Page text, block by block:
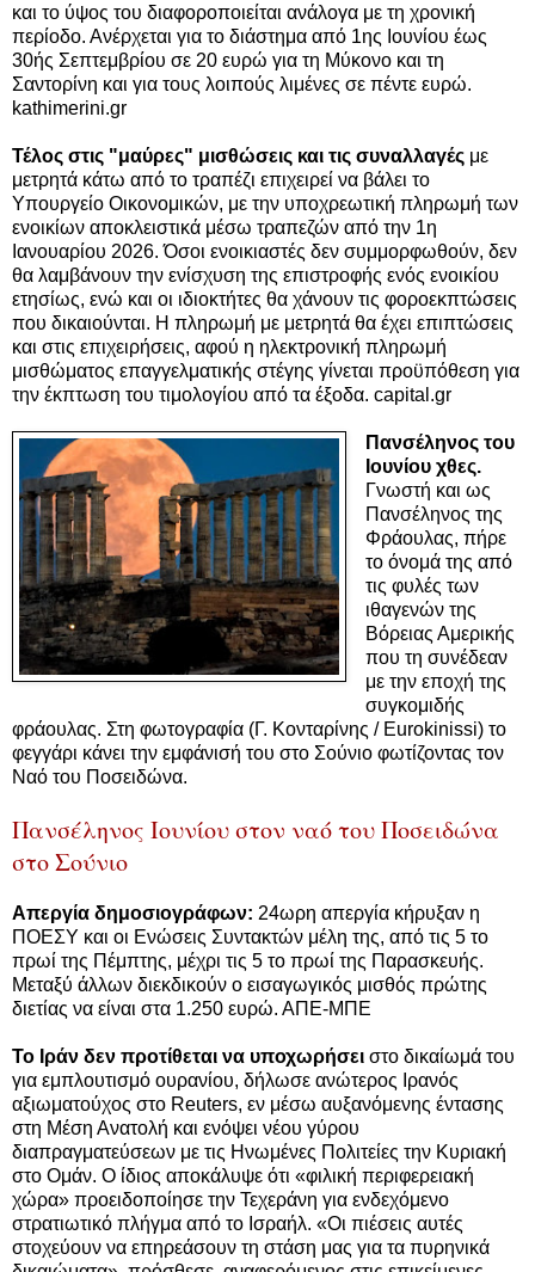
και το ύψος του διαφοροποιείται ανάλογα με τη χρονική
περίοδο. Ανέρχεται για το διάστημα από 1ης Ιουνίου έως
30ής Σεπτεμβρίου σε 20 ευρώ για τη Μύκονο και τη
Σαντορίνη και για τους λοιπούς λιμένες σε πέντε ευρώ.
kathimerini.gr
Τέλος στις "μαύρες" μισθώσεις και τις συναλλαγές με
μετρητά κάτω από το τραπέζι επιχειρεί να βάλει το
Υπουργείο Οικονομικών, με την υποχρεωτική πληρωμή των
ενοικίων αποκλειστικά μέσω τραπεζών από την 1η
Ιανουαρίου 2026. Όσοι ενοικιαστές δεν συμμορφωθούν, δεν
θα λαμβάνουν την ενίσχυση της επιστροφής ενός ενοικίου
ετησίως, ενώ και οι ιδιοκτήτες θα χάνουν τις φοροεκπτώσεις
που δικαιούνται. Η πληρωμή με μετρητά θα έχει επιπτώσεις
και στις επιχειρήσεις, αφού η ηλεκτρονική πληρωμή
μισθώματος επαγγελματικής στέγης γίνεται προϋπόθεση για
την έκπτωση του τιμολογίου από τα έξοδα. capital.gr
Πανσέληνος του
Ιουνίου χθες.
Γνωστή και ως
Πανσέληνος της
Φράουλας, πήρε
το όνομά της από
τις φυλές των
ιθαγενών της
Βόρειας Αμερικής
που τη συνέδεαν
με την εποχή της
συγκομιδής
φράουλας. Στη φωτογραφία (Γ. Κονταρίνης / Eurokinissi) το
φεγγάρι κάνει την εμφάνισή του στο Σούνιο φωτίζοντας τον
Ναό του Ποσειδώνα.
Πανσέληνος Ιουνίου στον ναό του Ποσειδώνα
στο Σούνιο
Απεργία δημοσιογράφων: 24ωρη απεργία κήρυξαν η
ΠΟΕΣΥ και οι Ενώσεις Συντακτών μέλη της, από τις 5 το
πρωί της Πέμπτης, μέχρι τις 5 το πρωί της Παρασκευής.
Μεταξύ άλλων διεκδικούν ο εισαγωγικός μισθός πρώτης
διετίας να είναι στα 1.250 ευρώ. ΑΠΕ-ΜΠΕ
Το Ιράν δεν προτίθεται να υποχωρήσει στο δικαίωμά του
για εμπλουτισμό ουρανίου, δήλωσε ανώτερος Ιρανός
αξιωματούχος στο Reuters, εν μέσω αυξανόμενης έντασης
στη Μέση Ανατολή και ενόψει νέου γύρου
διαπραγματεύσεων με τις Ηνωμένες Πολιτείες την Κυριακή
στο Ομάν. Ο ίδιος αποκάλυψε ότι «φιλική περιφερειακή
χώρα» προειδοποίησε την Τεχεράνη για ενδεχόμενο
στρατιωτικό πλήγμα από το Ισραήλ. «Οι πιέσεις αυτές
στοχεύουν να επηρεάσουν τη στάση μας για τα πυρηνικά